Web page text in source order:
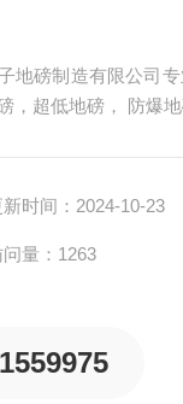
地磅制造有限公司
，超低地磅， 防爆
新时间：2024-10-23
量：1263